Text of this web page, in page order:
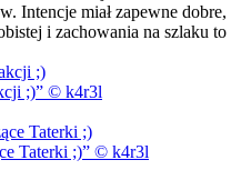
Intencje miał zapewne dobre,
i zachowania na szlaku to
;) © k4r3l
Taterki ;) © k4r3l